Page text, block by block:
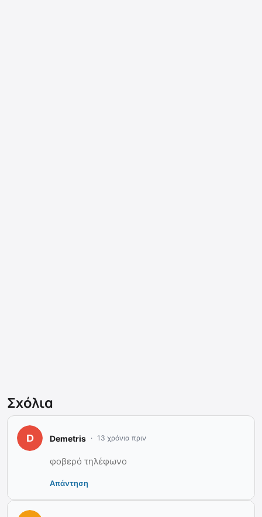
Σχόλια
Demetris 13 χρόνια πριν
φοβερό τηλέφωνο
Απάντηση